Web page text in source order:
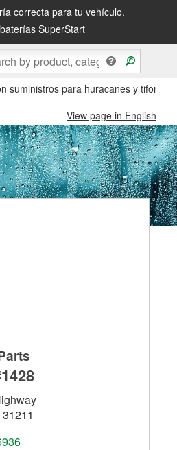
correcta para tu vehículo.
SuperStart
suministros para huracanes y tifones
View page in English